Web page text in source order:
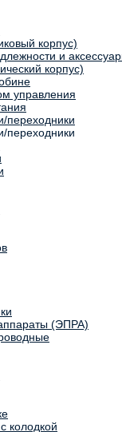
корпус)
и
корпус)
управления
переходники
переходники
(ЭПРА)
колодкой